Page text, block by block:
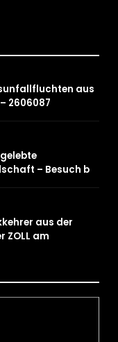
aus
2606087
– Besuch bei
aus der
ZOLL am
/ Gefährlicher